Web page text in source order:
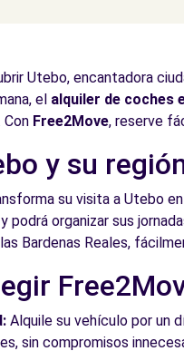
Utebo, encantadora
el alquiler de coches
Con Free2Move, reserve
y su
su visita a Utebo
organizar sus
las Bardenas Reales,
Alquile su vehículo por un
sin compromisos